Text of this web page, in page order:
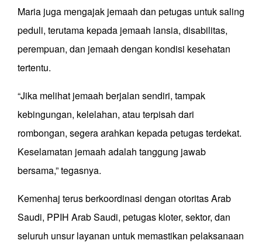
Maria juga mengajak jemaah dan petugas untuk saling
peduli, terutama kepada jemaah lansia, disabilitas,
perempuan, dan jemaah dengan kondisi kesehatan
tertentu.
“Jika melihat jemaah berjalan sendiri, tampak
kebingungan, kelelahan, atau terpisah dari
rombongan, segera arahkan kepada petugas terdekat.
Keselamatan jemaah adalah tanggung jawab
bersama,” tegasnya.
Kemenhaj terus berkoordinasi dengan otoritas Arab
Saudi, PPIH Arab Saudi, petugas kloter, sektor, dan
seluruh unsur layanan untuk memastikan pelaksanaan